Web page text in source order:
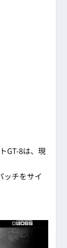
GT-8は、現
ッチをサイ